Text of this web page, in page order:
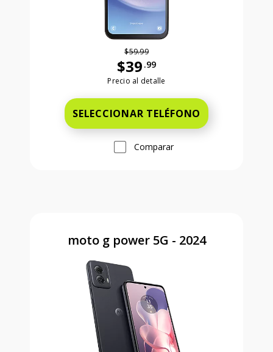
$59.99
$39 .99
Antes el precio era 59 dollars and
Precio al detalle
SELECCIONAR TELÉFONO
Comparar
moto g power 5G - 2024